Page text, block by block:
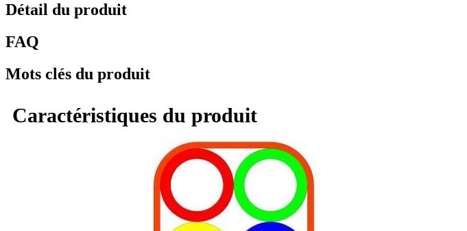
Détail du produit
FAQ
Mots clés du produit
Caractéristiques du produit